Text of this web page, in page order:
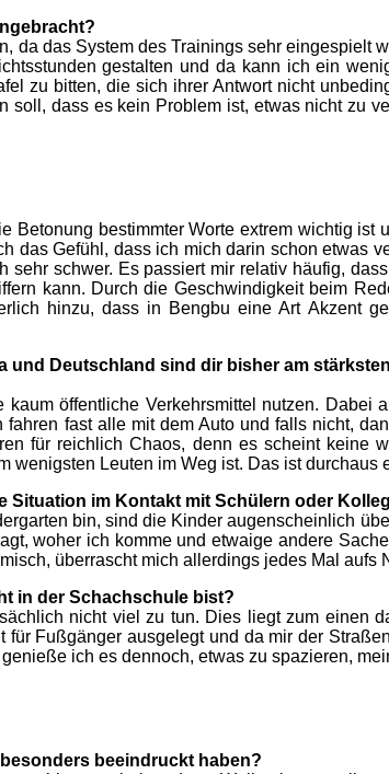
da das System des Trainings sehr
gestalten und da kann ich ein
zu bitten, die sich ihrer Antwort nicht
soll, dass es kein Problem ist, etwas nicht zu
Betonung bestimmter Worte extrem wichtig
das Gefühl, dass ich mich darin schon etwas
sehr schwer. Es passiert mir relativ häufig,
kann. Durch die Geschwindigkeit beim
hinzu, dass in Bengbu eine Art Akzent
und Deutschland sind dir bisher am stärksten
öffentliche Verkehrsmittel nutzen.
fast alle mit dem Auto und falls nicht,
für reichlich Chaos, denn es scheint keine
wenigsten Leuten im Weg ist. Das ist
Situation im Kontakt mit Schülern oder
bin, sind die Kinder augenscheinlich
woher ich komme und etwaige andere
überrascht mich allerdings jedes Mal aufs
in der Schachschule bist?
nicht viel zu tun. Dies liegt zum einen
Fußgänger ausgelegt und da mir der
ich es dennoch, etwas zu spazieren,
beeindruckt haben?